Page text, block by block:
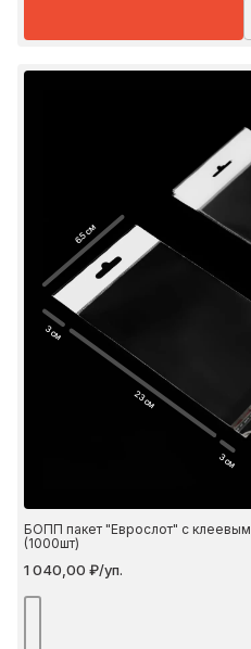
6.5 см
23 см
3 см
3 см
БОПП пакет "Еврослот" с
(1000шт)
1 040,00 ₽/уп.